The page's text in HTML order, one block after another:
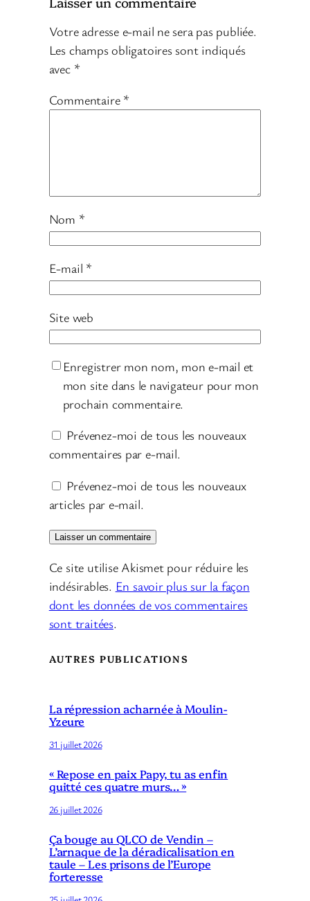
Votre adresse e-mail ne sera pas publiée.
Les champs obligatoires sont indiqués
avec *
Commentaire *
Nom *
E-mail *
Site web
Enregistrer mon nom, mon e-mail et
mon site dans le navigateur pour mon
prochain commentaire.
Prévenez-moi de tous les nouveaux
commentaires par e-mail.
Prévenez-moi de tous les nouveaux
articles par e-mail.
Ce site utilise Akismet pour réduire les
indésirables. En savoir plus sur la façon
dont les données de vos commentaires
sont traitées.
AUTRES PUBLICATIONS
La répression acharnée à Moulin-
Yzeure
31 juillet 2026
« Repose en paix Papy, tu as enfin
quitté ces quatre murs… »
26 juillet 2026
Ça bouge au QLCO de Vendin –
L’arnaque de la déradicalisation en
taule – Les prisons de l’Europe
forteresse